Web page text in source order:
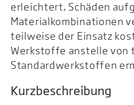
erleichtert, Schäden
Materialkombinationen
teilweise der Einsatz
Werkstoffe anstelle von
Standardwerkstoffen
Kurzbeschreibung